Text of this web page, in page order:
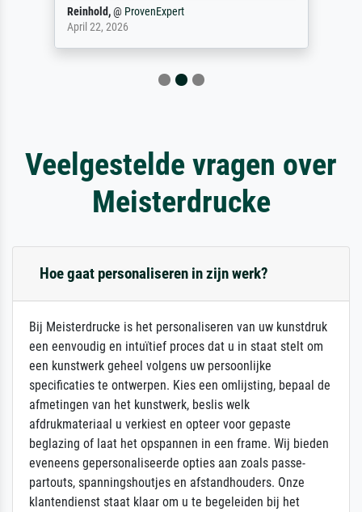
Reinhold,@ ProvenExpert
April 22, 2026
Veelgestelde vragen over
Meisterdrucke
Hoe gaat personaliseren in zijn werk?
Bij Meisterdrucke is het personaliseren van uw kunstdruk
een eenvoudig en intuïtief proces dat u in staat stelt om
een kunstwerk geheel volgens uw persoonlijke
specificaties te ontwerpen. Kies een omlijsting, bepaal de
afmetingen van het kunstwerk, beslis welk
afdrukmateriaal u verkiest en opteer voor gepaste
beglazing of laat het opspannen in een frame. Wij bieden
eveneens gepersonaliseerde opties aan zoals passe-
partouts, spanningshoutjes en afstandhouders. Onze
klantendienst staat klaar om u te begeleiden bij het